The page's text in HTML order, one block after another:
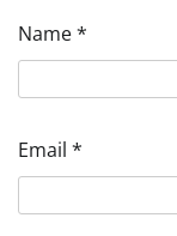
Name*
Email *